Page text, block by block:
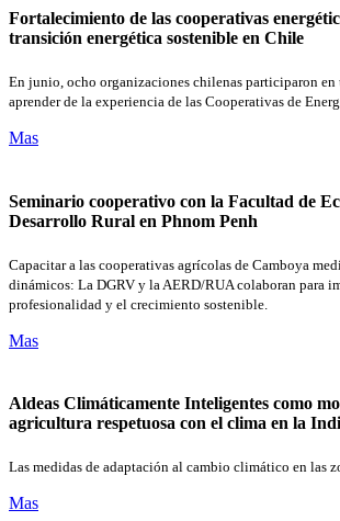
Fortalecimiento de las cooperativas
transición energética sostenible en Chile
En junio, ocho organizaciones chilenas participaron en
aprender de la experiencia de las Cooperativas de
Mas
Seminario cooperativo con la Facultad de
Desarrollo Rural en Phnom Penh
Capacitar a las cooperativas agrícolas de Camboya
dinámicos: La DGRV y la AERD/RUA colaboran para
profesionalidad y el crecimiento sostenible.
Mas
Aldeas Climáticamente Inteligentes como
agricultura respetuosa con el clima en la
Las medidas de adaptación al cambio climático en las
Mas